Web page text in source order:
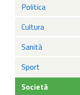
Politica
Cultura
Sanità
Sport
Società